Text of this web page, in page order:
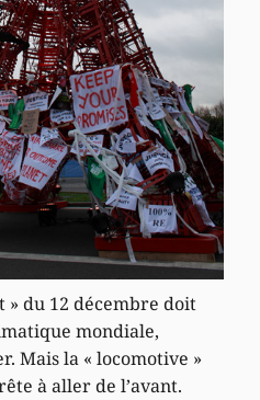
» du 12 décembre doit
mondiale,
Mais la « locomotive »
à aller de l’avant.